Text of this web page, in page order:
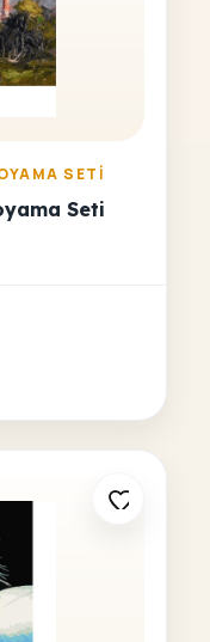
SETI
Seti